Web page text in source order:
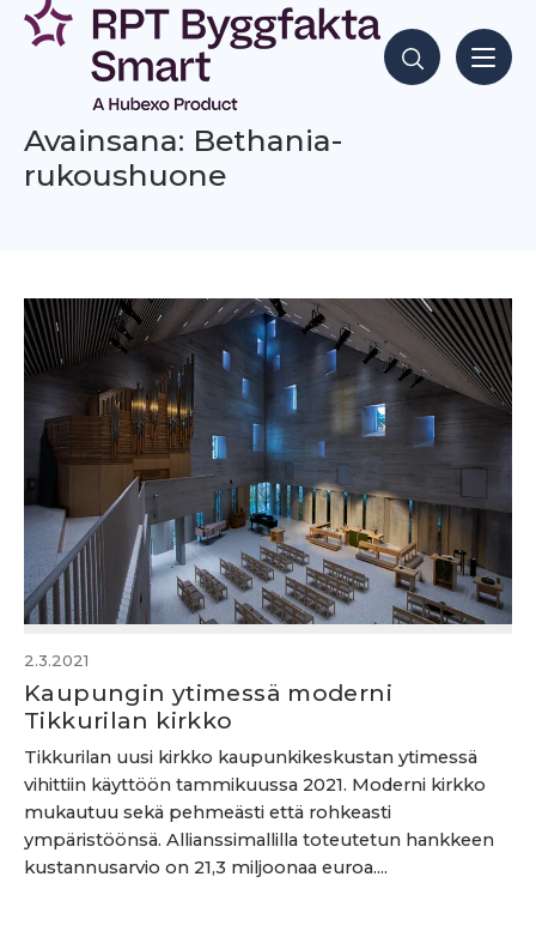
Siirry
sisältöön
Hae sisältöjä
Avainsana: Bethania-
rukoushuone
2.3.2021
Kaupungin ytimessä moderni
Tikkurilan kirkko
Tikkurilan uusi kirkko kaupunkikeskustan ytimessä
vihittiin käyttöön tammikuussa 2021. Moderni kirkko
mukautuu sekä pehmeästi että rohkeasti
ympäristöönsä. Allianssimallilla toteutetun hankkeen
kustannusarvio on 21,3 miljoonaa euroa....